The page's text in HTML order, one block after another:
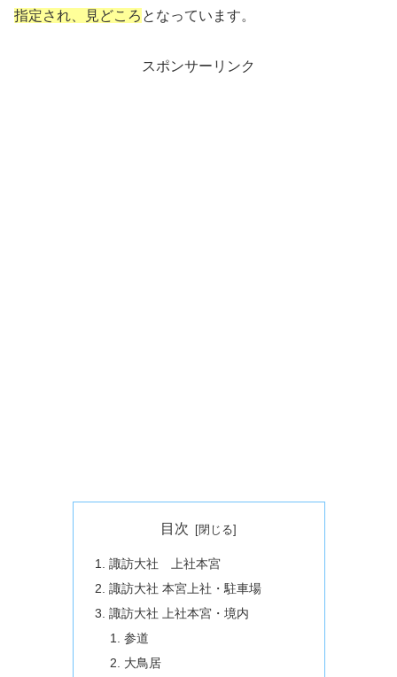
指定され、見どころ となっています。
スポンサーリンク
目次
諏訪大社 上社本宮
諏訪大社 本宮上社・駐車場
諏訪大社 上社本宮・境内
参道
大鳥居